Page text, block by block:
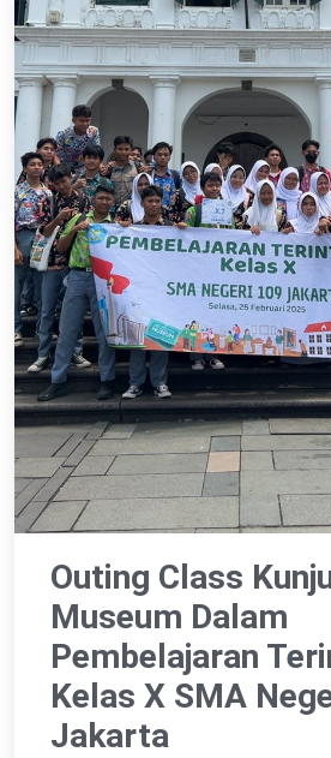
Outing Class
Museum Dalam
Pembelajaran
Kelas X SMA
Jakarta